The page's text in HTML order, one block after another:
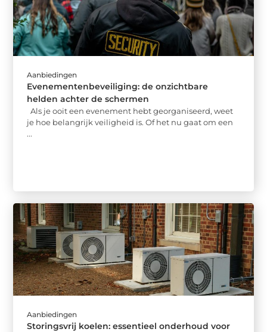
Aanbiedingen
Evenementenbeveiliging: de onzichtbare
helden achter de schermen
Als je ooit een evenement hebt georganiseerd, weet
je hoe belangrijk veiligheid is. Of het nu gaat om een
...
Aanbiedingen
Storingsvrij koelen: essentieel onderhoud voor